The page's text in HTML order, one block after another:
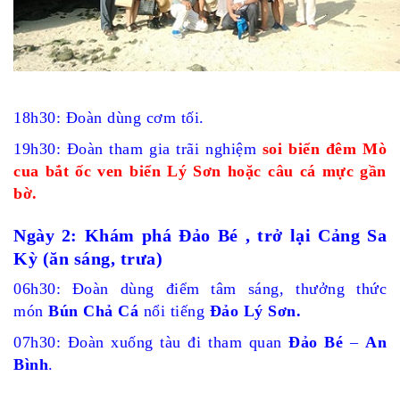
18h30: Đoàn dùng cơm tối.
19h30: Đoàn tham gia trãi nghiệm soi biển đêm Mò
cua bắt ốc ven biển Lý Sơn hoặc câu cá mực gần
bờ.
Ngày 2: Khám pháĐảo Bé , trở lại Cảng Sa
Kỳ (ăn sáng, trưa)
06h30: Đoàn dùng điểm tâm sáng, thưởng thức
món Bún Chả Cá nổi tiếng Đảo Lý Sơn.
07h30: Đoàn xuống tàu đi tham quanĐảo Bé–An
Bình.